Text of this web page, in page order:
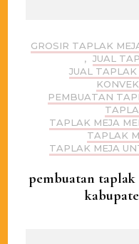
GROSIR TAPLAK
, JUAL
JUAL
PEMBUATAN
TAPLAK MEJA
TAPLAK
TAPLAK MEJA
pembuatan